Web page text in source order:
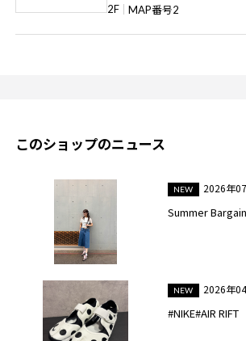
2F MAP番号2
このショップのニュース
2026年
Summer
2026年
#NIKE#AIR RIFT